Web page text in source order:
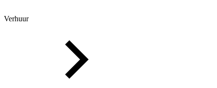
Verhuur